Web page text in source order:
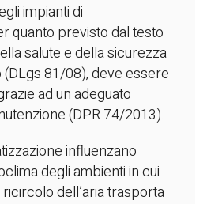
impianti di
quanto previsto dal testo
salute e della sicurezza
(DLgs 81/08), deve essere
ad un adeguato
(DPR 74/2013).
influenzano
degli ambienti in cui
dell’aria trasporta